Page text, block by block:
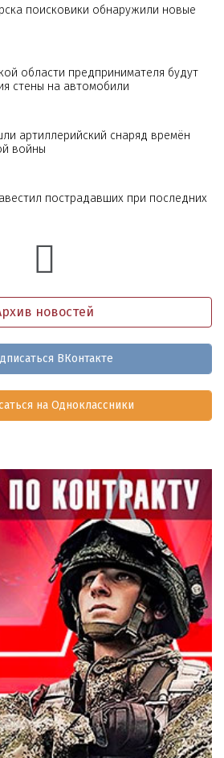
поисковики обнаружили новые
области предпринимателя будут
стены на автомобили
артиллерийский снаряд времён
войны
пострадавших при последних
новостей
ВКонтакте
на Одноклассники